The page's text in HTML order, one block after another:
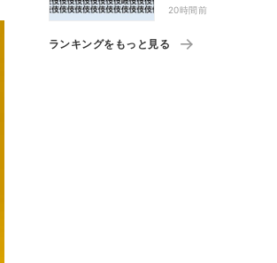
20時間前
ランキングをもっと見る